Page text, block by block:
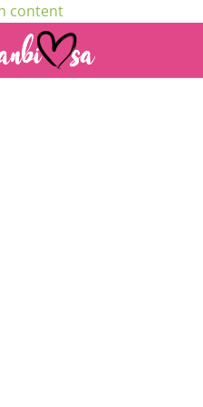
content